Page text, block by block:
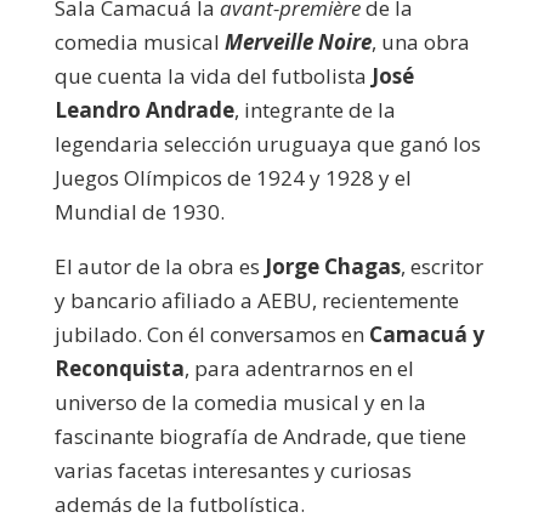
Sala Camacuá la avant-premièrede la
comedia musical Merveille Noire, una obra
que cuenta la vida del futbolista José
Leandro Andrade, integrante de la
legendaria selección uruguaya que ganó los
Juegos Olímpicos de 1924 y 1928 y el
Mundial de 1930.
El autor de la obra es Jorge Chagas, escritor
y bancario afiliado a AEBU, recientemente
jubilado. Con él conversamos en Camacuá y
Reconquista, para adentrarnos en el
universo de la comedia musical y en la
fascinante biografía de Andrade, que tiene
varias facetas interesantes y curiosas
además de la futbolística.